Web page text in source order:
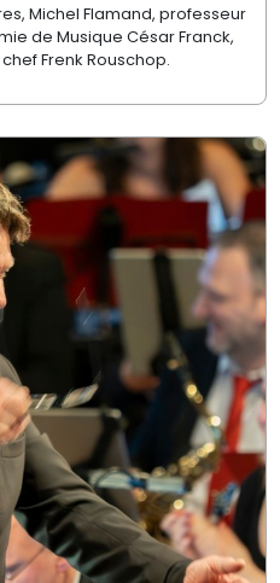
Michel Flamand, professeur
de Musique César Franck,
Frenk Rouschop.